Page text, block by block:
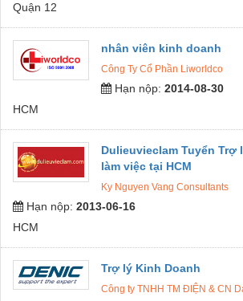
Quận 12
nhân viên kinh doanh
Công Ty Cổ Phần Liworldco
Hạn nộp: 2014-08-30
HCM
Dulieuvieclam Tuyển Trợ
làm việc tại HCM
Ky Nguyen Vang Consultants
Hạn nộp: 2013-06-16
HCM
Trợ lý Kinh Doanh
Công ty TNHH TM ĐIỆN & CN